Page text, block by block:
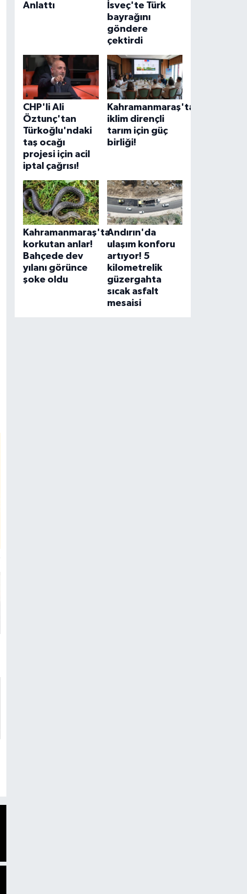
Anlattı
İsveç'te Türk
bayrağını
göndere
çektirdi
CHP'li Ali
Öztunç'tan
Türkoğlu'ndaki
taş ocağı
projesi için acil
iptal çağrısı!
Kahramanmaraş'ta
iklim dirençli
tarım için güç
birliği!
Kahramanmaraş'ta
korkutan anlar!
Bahçede dev
yılanı görünce
şoke oldu
Andırın'da
ulaşım konforu
artıyor! 5
kilometrelik
güzergahta
sıcak asfalt
mesaisi